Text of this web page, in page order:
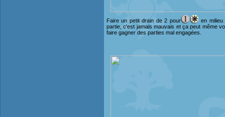
Faire un petit drain de 2 pour
en milieu
partie, c'est jamais mauvais et ça peut même
faire gagner des parties mal engagées.